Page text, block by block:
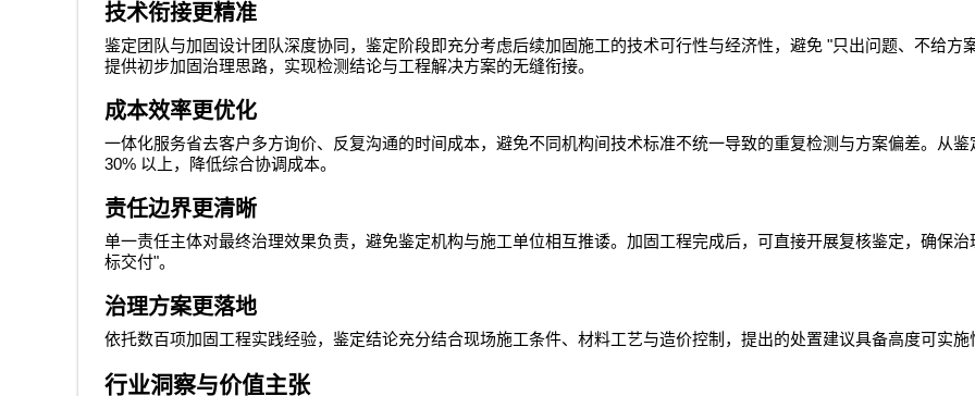
技术衔接更精准
鉴定团队与加固设计团队深度协同，鉴定阶段即充分考虑后续加固施工的技术可行性与经济性，避免 "只出问题、不给方
提供初步加固治理思路，实现检测结论与工程解决方案的无缝衔接。
成本效率更优化
一体化服务省去客户多方询价、反复沟通的时间成本，避免不同机构间技术标准不统一导致的重复检测与方案偏差。从
30% 以上，降低综合协调成本。
责任边界更清晰
单一责任主体对最终治理效果负责，避免鉴定机构与施工单位相互推诿。加固工程完成后，可直接开展复核鉴定，确保
标交付"。
治理方案更落地
依托数百项加固工程实践经验，鉴定结论充分结合现场施工条件、材料工艺与造价控制，提出的处置建议具备高度可实施
行业洞察与价值主张